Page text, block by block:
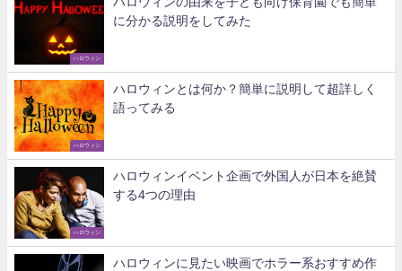
ハロウィン
に分かる説明をしてみた
ハロウィン
ハロウィンとは何か？簡単に説明して超詳しく
語ってみる
ハロウィン
ハロウィンイベント企画で外国人が日本を絶賛
する4つの理由
ハロウィンに見たい映画でホラー系おすすめ作